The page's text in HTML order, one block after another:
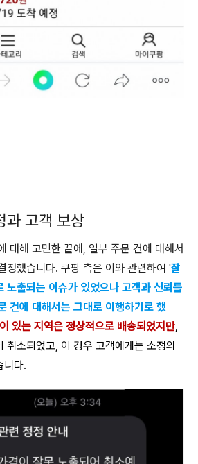
과 고객 보상
대해 고민한 끝에, 일부 주문 건에 대해서
정했습니다. 쿠팡 측은 이와 관련하여 '잘
노출되는 이슈가 있었으나 고객과 신뢰를
건에 대해서는 그대로 이행하기로 했
있는 지역은 정상적으로 배송되었지만,
취소되었고, 이 경우 고객에게는 소정의
니다.